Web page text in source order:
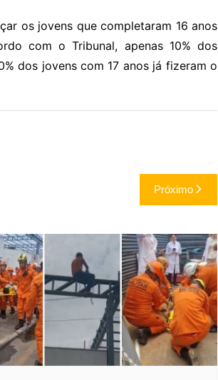
os jovens que completaram 16 anos
com o Tribunal, apenas 10% dos
dos jovens com 17 anos já fizeram o
Próximo